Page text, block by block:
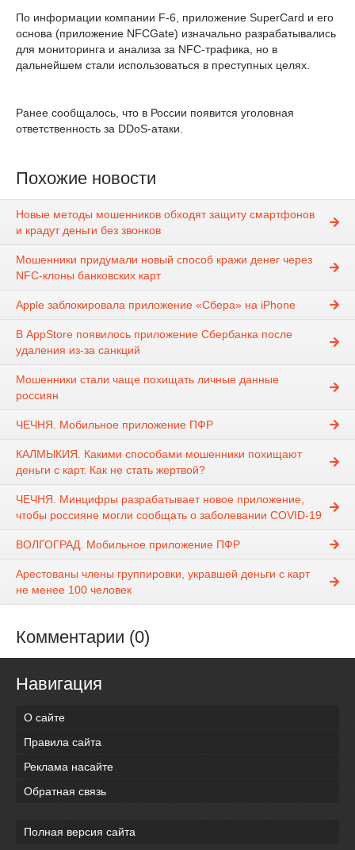
По информации компании F-6, приложение SuperCard и его
основа (приложение NFCGate) изначально разрабатывались
для мониторинга и анализа за NFC-трафика, но в
дальнейшем стали использоваться в преступных целях.
Ранее сообщалось, что в России появится уголовная
ответственность за DDoS-атаки.
Похожие новости
Новые методы мошенников обходят защиту смартфонов
и крадут деньги без звонков
Мошенники придумали новый способ кражи денег через
NFC-клоны банковских карт
Apple заблокировала приложение «Сбера» на iPhone
В AppStore появилось приложение Сбербанка после
удаления из-за санкций
Мошенники стали чаще похищать личные данные
россиян
ЧЕЧНЯ. Мобильное приложение ПФР
КАЛМЫКИЯ. Какими способами мошенники похищают
деньги с карт. Как не стать жертвой?
ЧЕЧНЯ. Минцифры разрабатывает новое приложение,
чтобы россияне могли сообщать о заболевании COVID-19
ВОЛГОГРАД. Мобильное приложение ПФР
Арестованы члены группировки, укравшей деньги с карт
не менее 100 человек
Комментарии (0)
Навигация
О сайте
Правила сайта
Реклама насайте
Обратная связь
Полная версия сайта